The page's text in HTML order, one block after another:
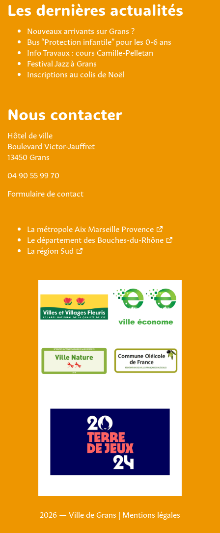
Les dernières actualités
Nouveaux arrivants sur Grans ?
Bus “Protection infantile” pour les 0-6 ans
Info Travaux : cours Camille-Pelletan
Festival Jazz à Grans
Inscriptions au colis de Noël
Nous contacter
Hôtel de ville
Boulevard Victor-Jauffret
13450 Grans
04 90 55 99 70
Formulaire de contact
La métropole Aix Marseille Provence
Le département des Bouches-du-Rhône
La région Sud
2026 — Ville de Grans | Mentions légales